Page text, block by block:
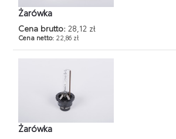
Żarówka
Cena brutto: 28,12 zł
Cena netto: 22,86 zł
Żarówka